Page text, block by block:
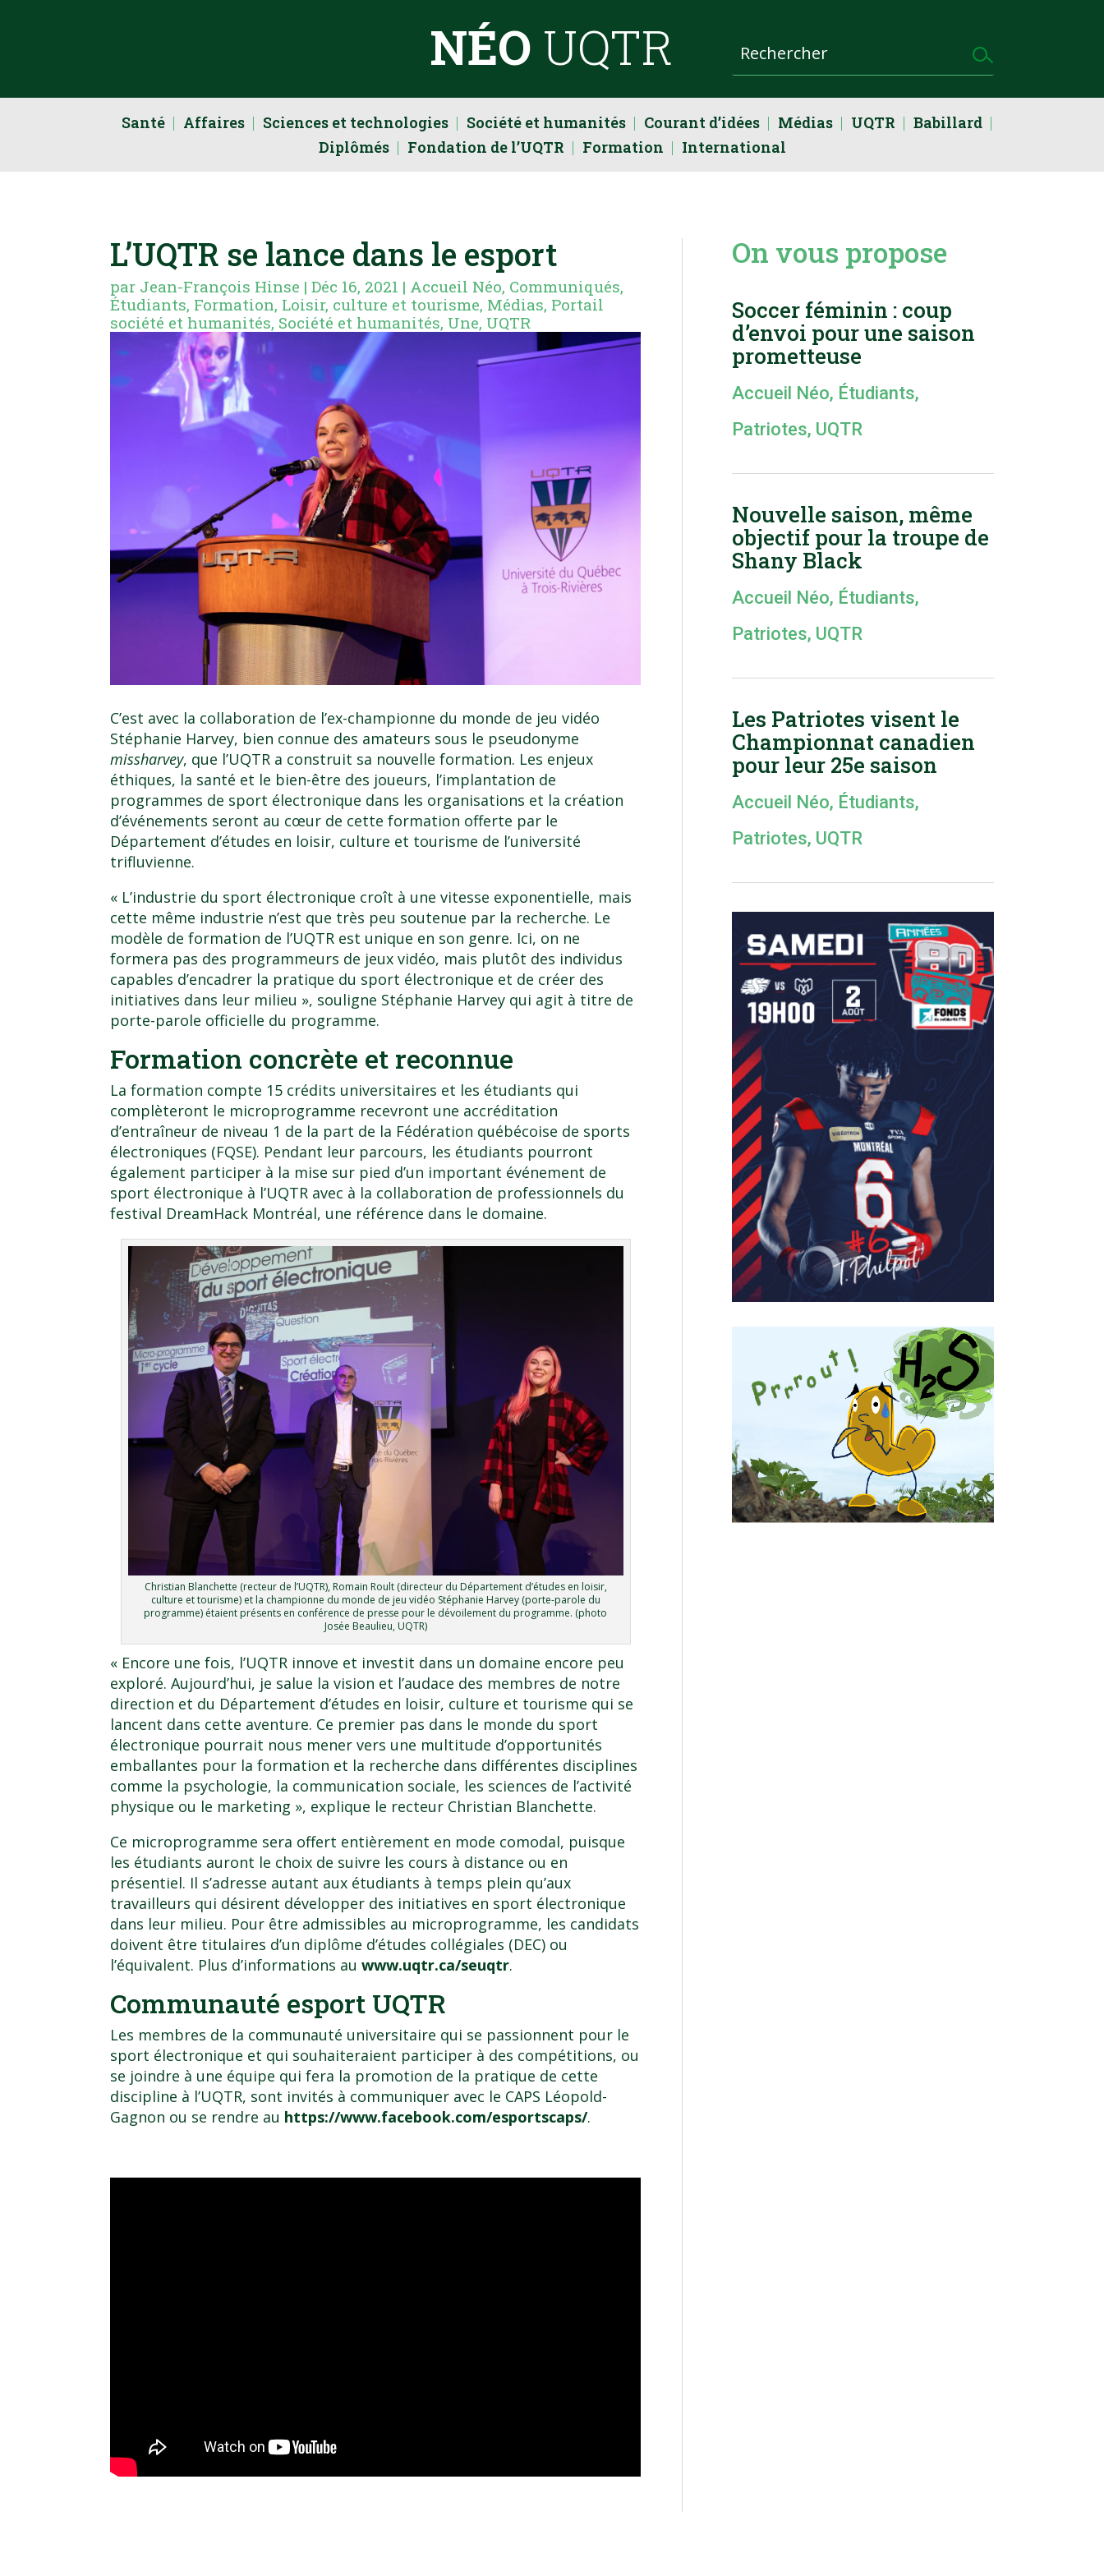
NÉO UQTR
Santé Affaires Sciences et technologies Société et humanités Courant d’idées Médias UQTR
Babillard
Diplômés
Fondation de l’UQTR Formation International
L’UQTR se lance dans le esport
par Jean-François Hinse |Déc 16, 2021 | Accueil Néo, Communiqués,
Étudiants, Formation, Loisir, culture et tourisme, Médias, Portail
société et humanités, Société et humanités, Une, UQTR
C’est avec la collaboration de l’ex-championne du monde de jeu vidéo
Stéphanie Harvey, bien connue des amateurs sous le pseudonyme
missharvey, que l’UQTR a construit sa nouvelle formation. Les enjeux
éthiques, la santé et le bien-être des joueurs, l’implantation de
programmes de sport électronique dans les organisations et la création
d’événements seront au cœur de cette formation offerte par le
Département d’études en loisir, culture et tourisme de l’université
trifluvienne.
« L’industrie du sport électronique croît à une vitesse exponentielle, mais
cette même industrie n’est que très peu soutenue par la recherche. Le
modèle de formation de l’UQTR est unique en son genre. Ici, on ne
formera pas des programmeurs de jeux vidéo, mais plutôt des individus
capables d’encadrer la pratique du sport électronique et de créer des
initiatives dans leur milieu », souligne Stéphanie Harvey qui agit à titre de
porte-parole officielle du programme.
Formation concrète et reconnue
La formation compte 15 crédits universitaires et les étudiants qui
complèteront le microprogramme recevront une accréditation
d’entraîneur de niveau 1 de la part de la Fédération québécoise de sports
électroniques (FQSE). Pendant leur parcours, les étudiants pourront
également participer à la mise sur pied d’un important événement de
sport électronique à l’UQTR avec à la collaboration de professionnels du
festival DreamHack Montréal, une référence dans le domaine.
Christian Blanchette (recteur de l’UQTR), Romain Roult (directeur du Département d’études en loisir,
culture et tourisme) et la championne du monde de jeu vidéo Stéphanie Harvey (porte-parole du
programme) étaient présents en conférence de presse pour le dévoilement du programme. (photo
Josée Beaulieu, UQTR)
« Encore une fois, l’UQTR innove et investit dans un domaine encore peu
exploré. Aujourd’hui, je salue la vision et l’audace des membres de notre
direction et du Département d’études en loisir, culture et tourisme qui se
lancent dans cette aventure. Ce premier pas dans le monde du sport
électronique pourrait nous mener vers une multitude d’opportunités
emballantes pour la formation et la recherche dans différentes disciplines
comme la psychologie, la communication sociale, les sciences de l’activité
physique ou le marketing », explique le recteur Christian Blanchette.
Ce microprogramme sera offert entièrement en mode comodal, puisque
les étudiants auront le choix de suivre les cours à distance ou en
présentiel. Il s’adresse autant aux étudiants à temps plein qu’aux
travailleurs qui désirent développer des initiatives en sport électronique
dans leur milieu. Pour être admissibles au microprogramme, les candidats
doivent être titulaires d’un diplôme d’études collégiales (DEC) ou
l’équivalent. Plus d’informations auwww.uqtr.ca/seuqtr.
Communauté esport UQTR
Les membres de la communauté universitaire qui se passionnent pour le
sport électronique et qui souhaiteraient participer à des compétitions, ou
se joindre à une équipe qui fera la promotion de la pratique de cette
discipline à l’UQTR, sont invités à communiquer avec le CAPS Léopold-
Gagnon ou se rendre au https://www.facebook.com/esportscaps/.
On vous propose
Soccer féminin : coup
d’envoi pour une saison
prometteuse
Accueil Néo, Étudiants,
Patriotes, UQTR
Nouvelle saison, même
objectif pour la troupe de
Shany Black
Accueil Néo, Étudiants,
Patriotes, UQTR
Les Patriotes visent le
Championnat canadien
pour leur 25e saison
Accueil Néo, Étudiants,
Patriotes, UQTR